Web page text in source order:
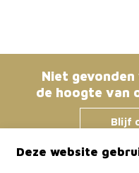
Niet
de hoogte van
Blijf
Deze website